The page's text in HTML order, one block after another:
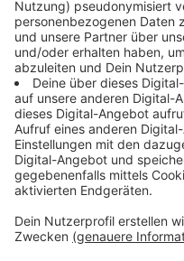
dann dazu eine
Euro zu überweisen -
gesehen zu haben. Er
Fahrzeugschein- und
Käufer das Auto in
war niemand dort. Die
einmal vor
Anzeige